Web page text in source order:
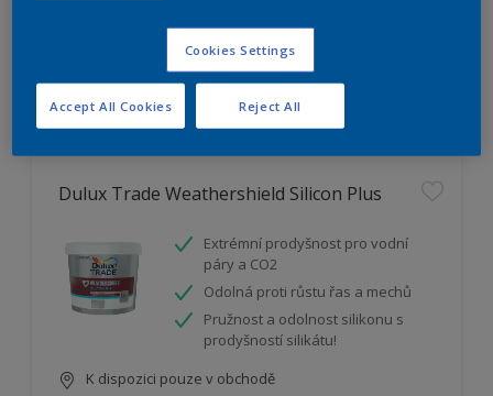
Dulux Trade Weathershield Silicon Plus
Extrémní prodyšnost pro vodní
páry a CO2
Odolná proti růstu řas a mechů
Pružnost a odolnost silikonu s
prodyšností silikátu!
K dispozici pouze v obchodě
Cookies Settings
Reject All
Accept All Cookies